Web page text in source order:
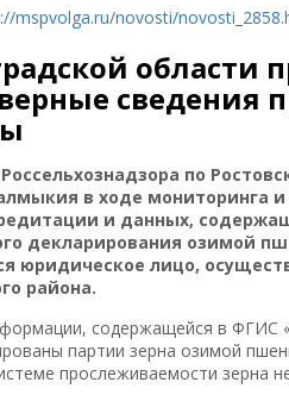
mspvolga.ru/novosti/
области
сведения
по
в ходе мониторинга
и данных,
декларирования озимой
юридическое лицо,
района.
содержащейся в ФГИС
партии зерна озимой
прослеживаемости зерна